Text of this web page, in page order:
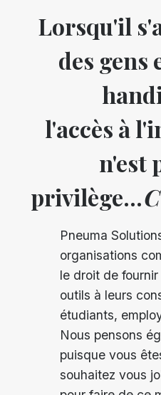
Lorsqu'il
des gens
l'accès à
n'est
privilège...
Pneuma
organisations
le droit de
outils à leurs
étudiants,
Nous pensons
puisque vous
souhaitez vous